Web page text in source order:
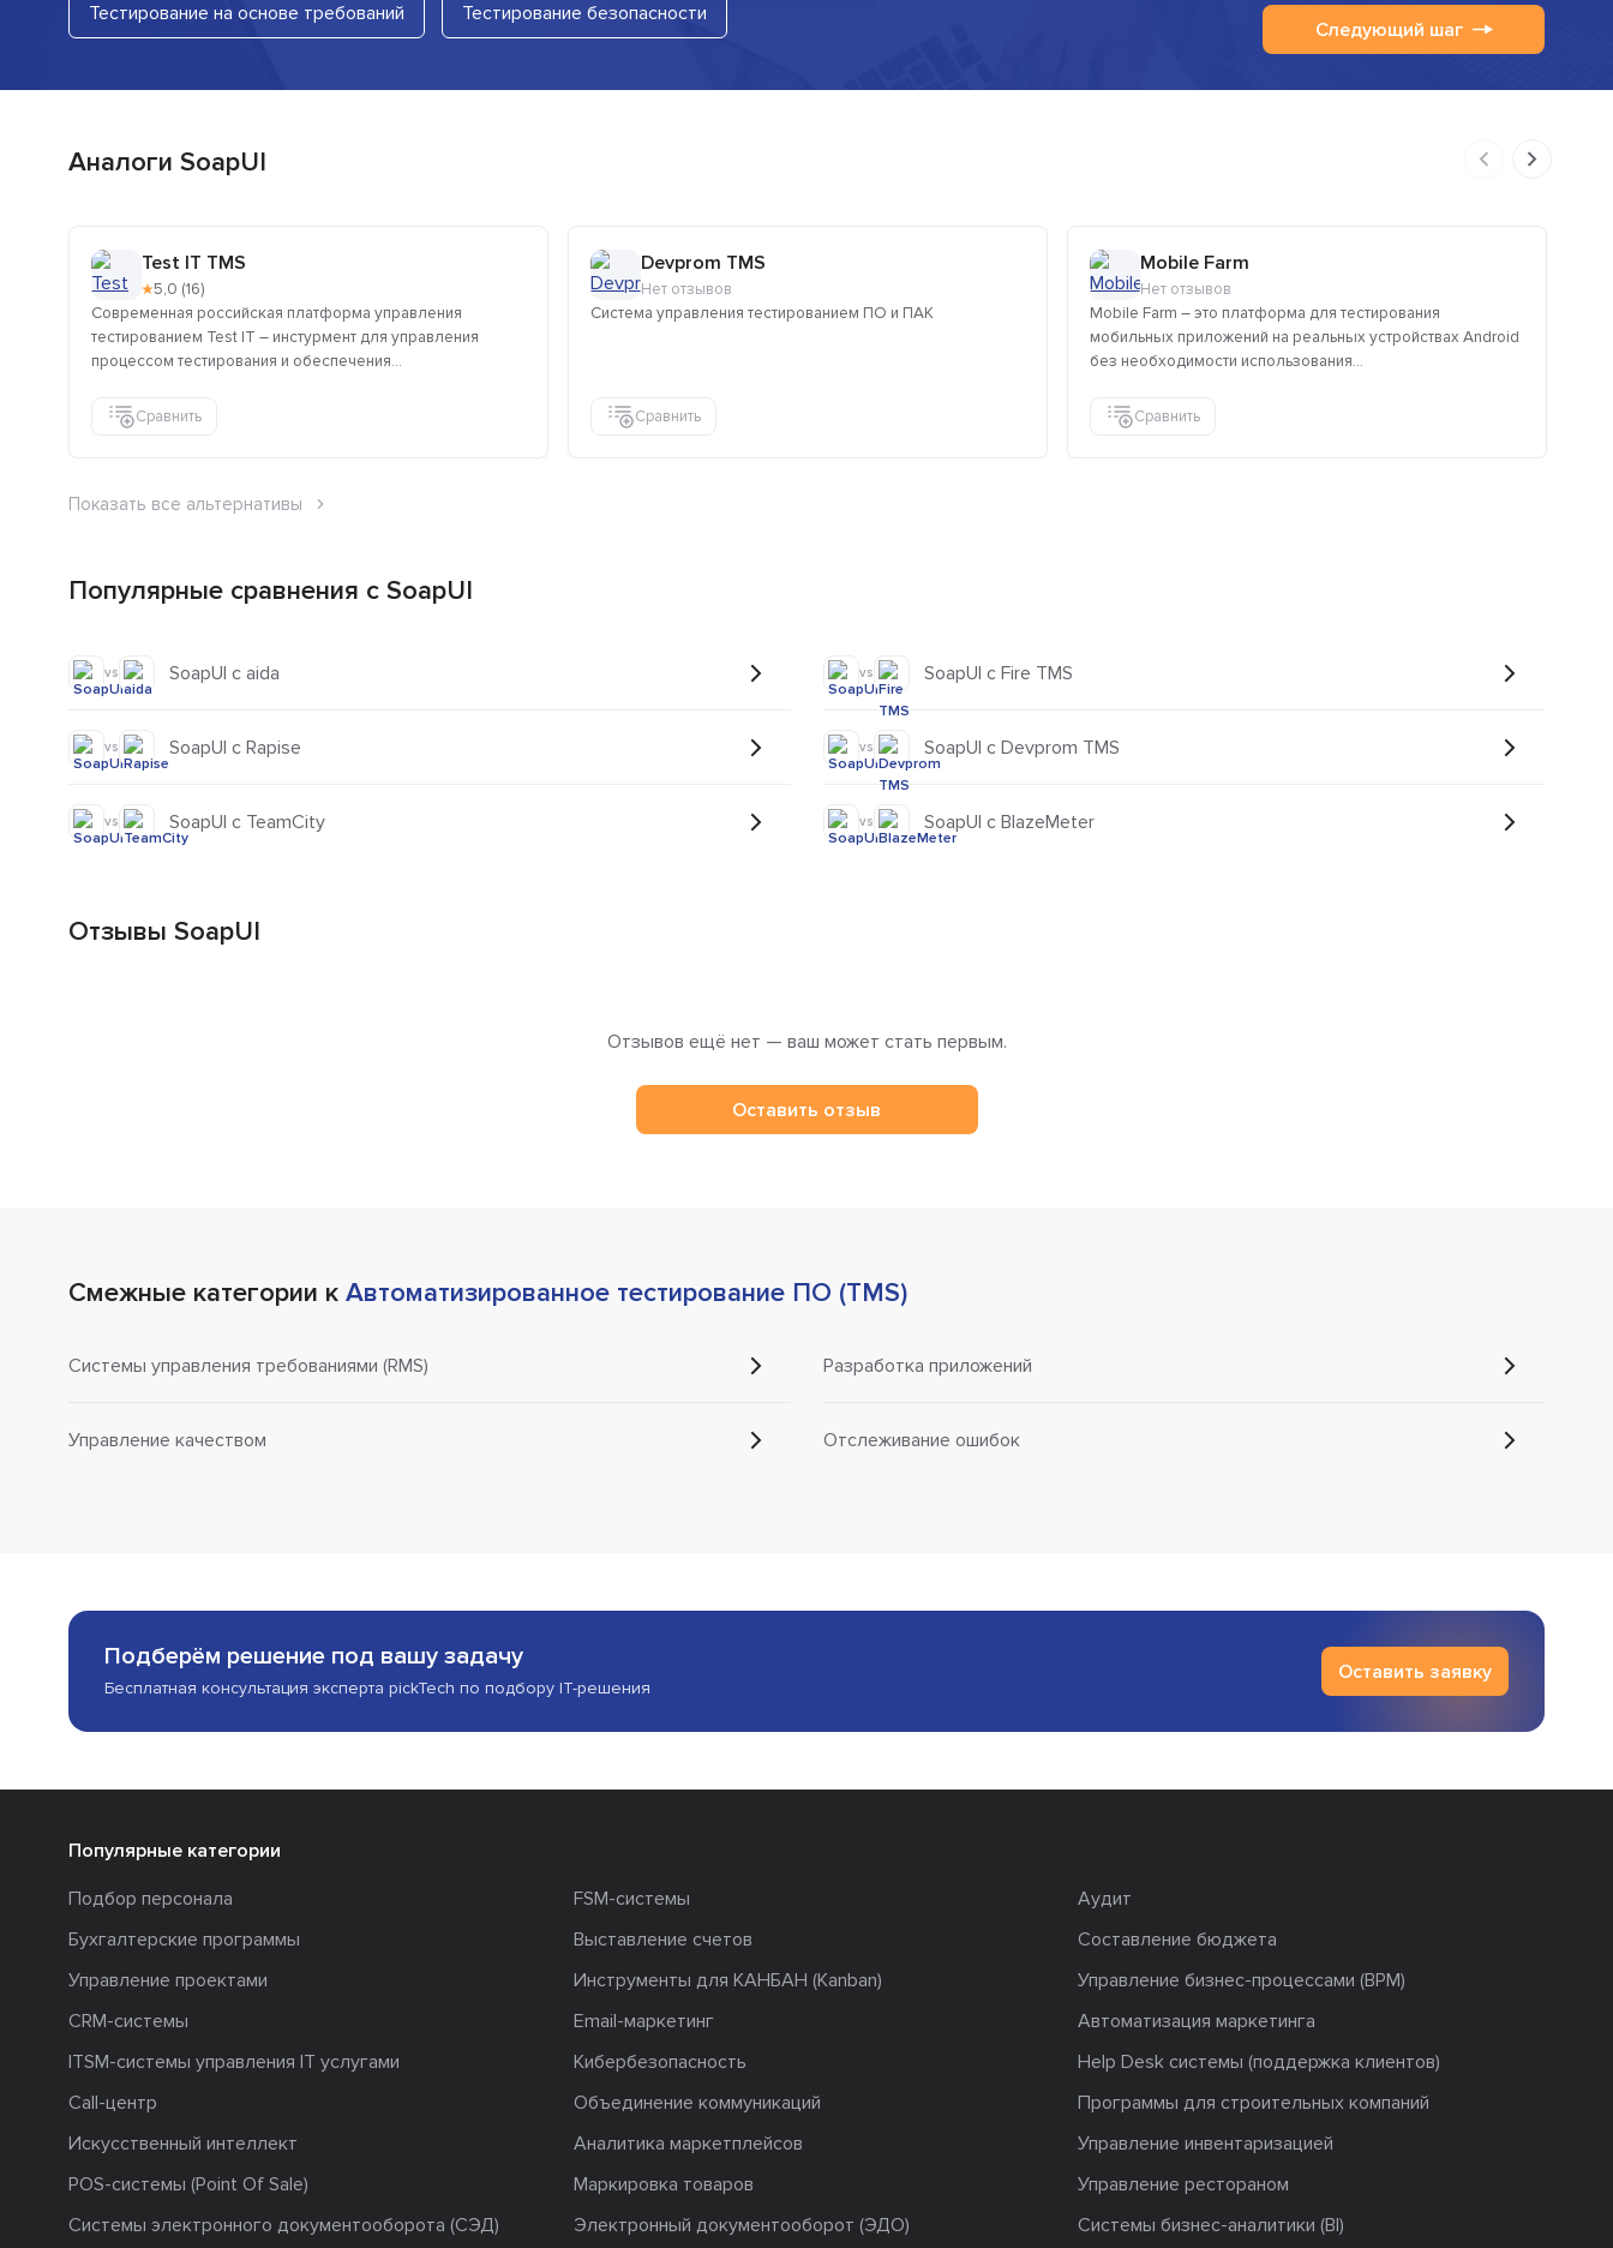
Тестирование на основе требований Тестирование безопасности
Следующий шаг
Аналоги SoapUI
Test IT TMS
★5,0 (16)
Современная российская платформа управления
тестированием Test IT – инстурмент для управления
процессом тестирования и обеспечения...
Сравнить
Devprom TMS
Нет отзывов
Система управления тестированием ПО и ПАК
Сравнить
Mobile Farm
Нет отзывов
Mobile Farm – это платформа для тестирования
мобильных приложений на реальных устройствах Android
без необходимости использования...
Сравнить
Показать все альтернативы
Популярные сравнения с SoapUI
vs SoapUI с aida
vs SoapUI с Rapise
vs SoapUI с TeamCity
vs SoapUI с Fire TMS
vs SoapUI с Devprom TMS
vs SoapUI с BlazeMeter
Отзывы SoapUI
Отзывов ещё нет — ваш может стать первым.
Оставить отзыв
Смежные категории к Автоматизированное тестирование ПО (TMS)
Системы управления требованиями (RMS)
Управление качеством
Разработка приложений
Отслеживание ошибок
Подберём решение под вашу задачу
Бесплатная консультация эксперта pickTech по подбору IT-решения
Оставить заявку
Популярные категории
Подбор персонала
FSM-системы
Аудит
Бухгалтерские программы
Выставление счетов
Составление бюджета
Управление проектами
Инструменты для КАНБАН (Kanban)
Управление бизнес-процессами (BPM)
CRM-системы
Email-маркетинг
Автоматизация маркетинга
ITSM-системы управления IT услугами
Кибербезопасность
Help Desk системы (поддержка клиентов)
Call-центр
Объединение коммуникаций
Программы для строительных компаний
Искусственный интеллект
Аналитика маркетплейсов
Управление инвентаризацией
POS-системы (Point Of Sale)
Маркировка товаров
Управление рестораном
Системы электронного документооборота (СЭД)
Электронный документооборот (ЭДО) Системы бизнес-аналитики (BI)